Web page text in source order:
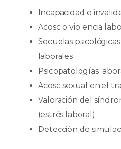
Incapacidad e
Acoso o violencia
Secuelas
laborales
Psicopatologías
Acoso sexual en el
Valoración del
(estrés laboral)
Detección de